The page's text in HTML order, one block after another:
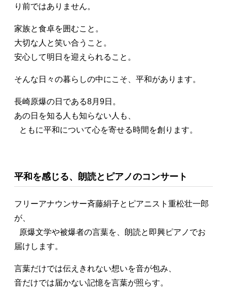
り前ではありません。
家族と食卓を囲むこと。
大切な人と笑い合うこと。
安心して明日を迎えられること。
そんな日々の暮らしの中にこそ、平和があります。
長崎原爆の日である8月9日。
あの日を知る人も知らない人も、
ともに平和について心を寄せる時間を創ります。
平和を感じる、朗読とピアノのコンサート
フリーアナウンサー斉藤絹子とピアニスト重松壮一郎
が、
原爆文学や被爆者の言葉を、朗読と即興ピアノでお
届けします。
言葉だけでは伝えきれない想いを音が包み、
音だけでは届かない記憶を言葉が照らす。